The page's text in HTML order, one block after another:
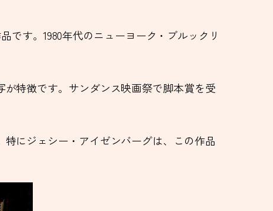
です。1980年代のニューヨーク・ブルックリ
特徴です。サンダンス映画祭で脚本賞を受
にジェシー・アイゼンバーグは、この作品